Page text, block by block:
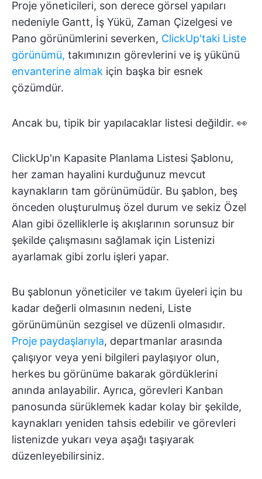
Proje yöneticileri, son derece görsel yapıları
nedeniyle Gantt, İş Yükü, Zaman Çizelgesi ve
Pano görünümlerini severken, ClickUp'taki Liste
görünümü, takımınızın görevlerini ve iş yükünü
envanterine almak için başka bir esnek
çözümdür.
Ancak bu, tipik bir yapılacaklar listesi değildir. 👀
ClickUp'ın Kapasite Planlama Listesi Şablonu,
her zaman hayalini kurduğunuz mevcut
kaynakların tam görünümüdür. Bu şablon, beş
önceden oluşturulmuş özel durum ve sekiz Özel
Alan gibi özelliklerle iş akışlarının sorunsuz bir
şekilde çalışmasını sağlamak için Listenizi
ayarlamak gibi zorlu işleri yapar.
Bu şablonun yöneticiler ve takım üyeleri için bu
kadar değerli olmasının nedeni, Liste
görünümünün sezgisel ve düzenli olmasıdır.
Proje paydaşlarıyla, departmanlar arasında
çalışıyor veya yeni bilgileri paylaşıyor olun,
herkes bu görünüme bakarak gördüklerini
anında anlayabilir. Ayrıca, görevleri Kanban
panosunda sürüklemek kadar kolay bir şekilde,
kaynakları yeniden tahsis edebilir ve görevleri
listenizde yukarı veya aşağı taşıyarak
düzenleyebilirsiniz.